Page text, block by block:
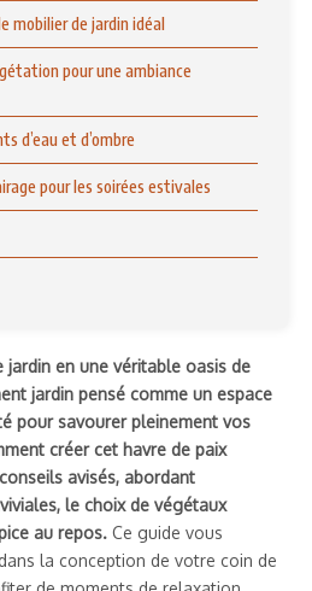
mobilier de jardin idéal
pour une ambiance
d’eau et d’ombre
pour les soirées estivales
jardin en une véritable oasis de
jardin pensé comme un espace
pour savourer pleinement vos
créer cet havre de paix
avisés, abordant
le choix de végétaux
au repos. Ce guide vous
la conception de votre coin de